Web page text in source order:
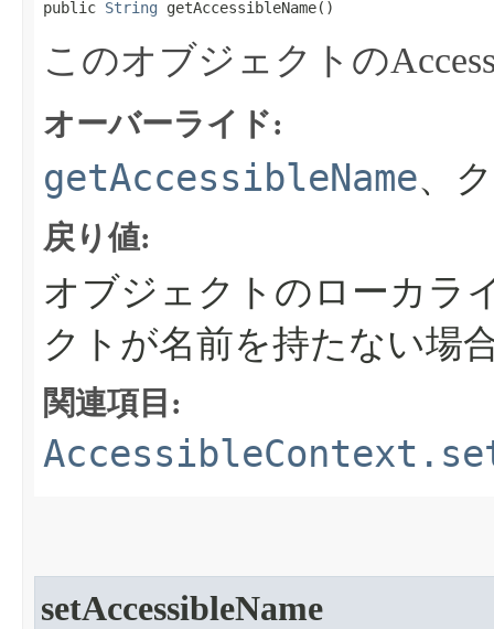
public String getAccessibleName​()
このオブジェクトの
オーバーライド:
getAccessibleName、
戻り値:
オブジェクトのローカラ
クトが名前を持たない場
関連項目:
setAccessibleName